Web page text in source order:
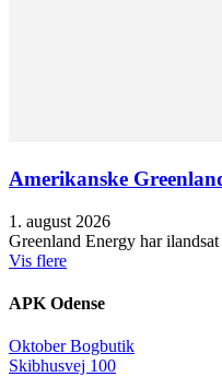
Amerikanske
1. august 2026
Greenland Energy har
Vis flere
APK Odense
Oktober Bogbutik
Skibhusvej 100